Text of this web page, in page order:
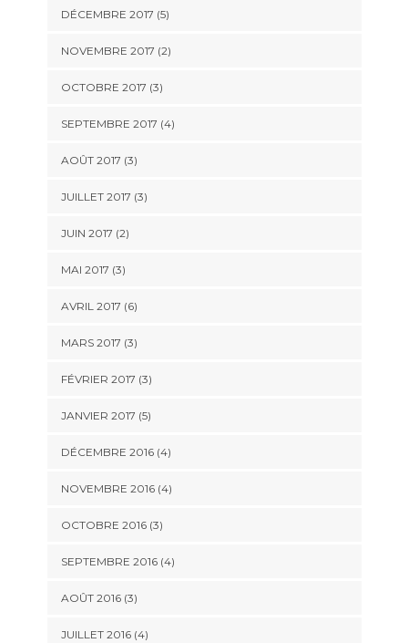
DÉCEMBRE 2017 (5)
NOVEMBRE 2017 (2)
OCTOBRE 2017 (3)
SEPTEMBRE 2017 (4)
AOÛT 2017 (3)
JUILLET 2017 (3)
JUIN 2017 (2)
MAI 2017 (3)
AVRIL 2017 (6)
MARS 2017 (3)
FÉVRIER 2017 (3)
JANVIER 2017 (5)
DÉCEMBRE 2016(4)
NOVEMBRE 2016(4)
OCTOBRE 2016(3)
SEPTEMBRE 2016(4)
AOÛT 2016(3)
JUILLET 2016(4)